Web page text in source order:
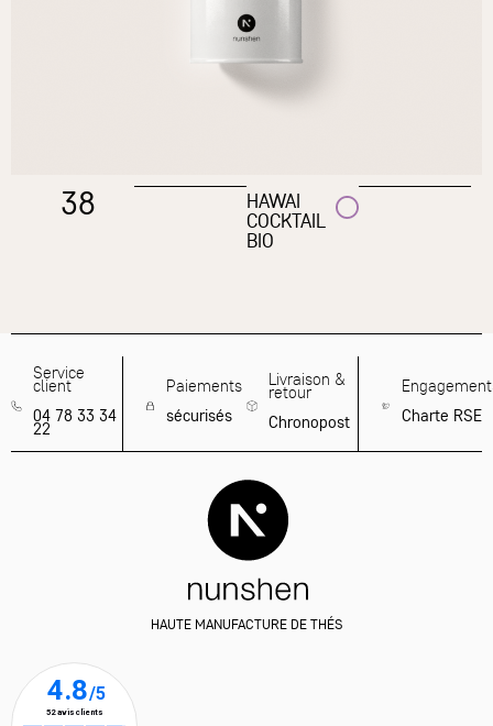
38 HAWAI
COCKTAIL
BIO
Service
client
04 78 33 34
22
Paiements
sécurisés
Livraison &
retour
Chronopost
Charte RSE
HAUTE MANUFACTURE DE THÉS